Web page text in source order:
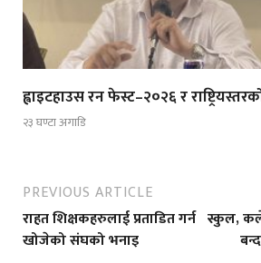
ह्वाइटहाउस रन फेस्ट–२०२६ र
२३ घण्टा अगाडि
PREVIOUS ARTICLE
राहत शिक्षकहरुलाई प्रताडित गर्न
खोजेको संघको भनाइ
स्कुल,